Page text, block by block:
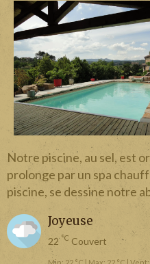
Notre piscine, au sel, est
prolonge par un spa
piscine, se dessine notre
Joyeuse
22 °C Couvert
Min: 22 °C | Max: 22 °C |